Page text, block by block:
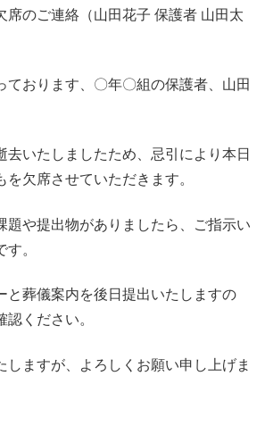
席のご連絡（山田花子 保護者 山田太
ております、〇年〇組の保護者、山田
去いたしましたため、忌引により本日
を欠席させていただきます。
題や提出物がありましたら、ご指示い
。
と葬儀案内を後日提出いたしますの
ください。
しますが、よろしくお願い申し上げま